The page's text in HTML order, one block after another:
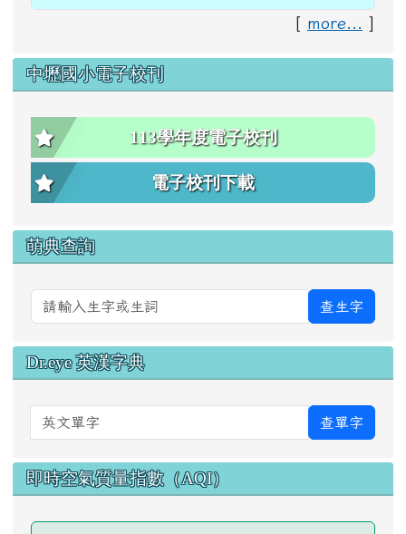
[ more... ]
中壢國小電子校刊
113學年度電子校刊
電子校刊下載
萌典查詢
查生字
Dr.eye 英漢字典
英文單字 查單字
即時空氣質量指數（AQI）